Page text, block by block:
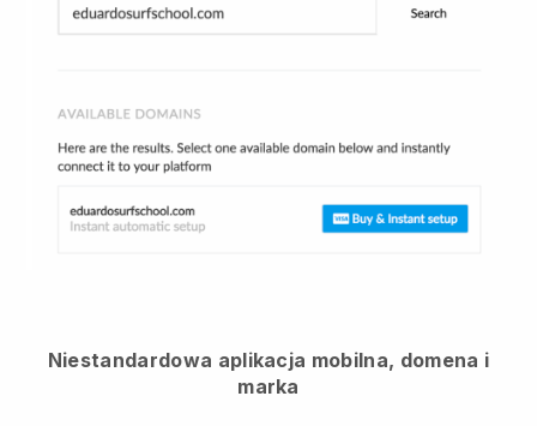
Niestandardowa aplikacja mobilna, domena i
marka